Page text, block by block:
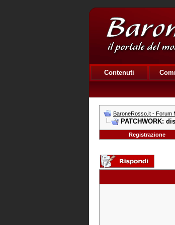
Contenuti
BaroneRosso.it - Forum
PATCHWORK:
Registrazione